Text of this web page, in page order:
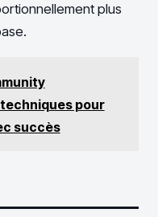
plus
pour
succès